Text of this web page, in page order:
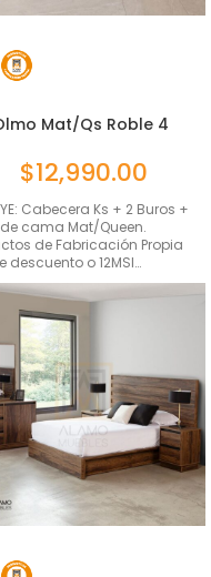
Mat/Qs Roble 4
$12,990.00
Cabecera Ks + 2 Buros +
cama Mat/Queen.
de Fabricación Propia
descuento o 12MSI…